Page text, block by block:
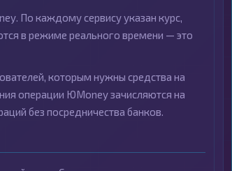
По каждому сервису указан курс,
в режиме реального времени — это
которым нужны средства на
операции ЮMoney зачисляются на
без посредничества банков.